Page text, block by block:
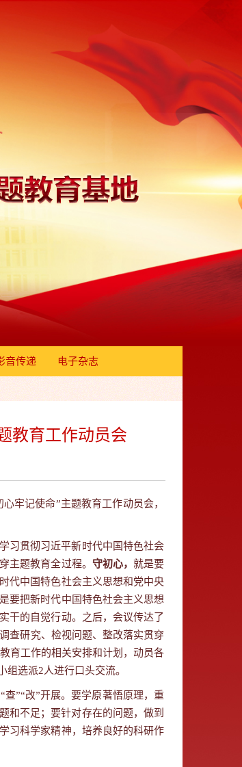
音传递 电子杂志
教育工作动员会
牢记使命”主题教育工作动员会，
习贯彻习近平新时代中国特色社会
主题教育全过程。 守初心， 就是要
代中国特色社会主义思想和党中央
要把新时代中国特色社会主义思想
干的自觉行动。之后，会议传达了
查研究、检视问题、整改落实贯穿
育工作的相关安排和计划，动员各
组选派2人进行口头交流。
”“改”开展。要学原著悟原理，重
和不足；要针对存在的问题，做到
习科学家精神，培养良好的科研作